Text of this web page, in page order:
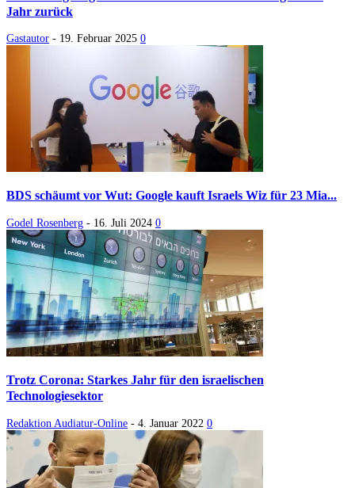
Jahr zurück
Gastautor - 19. Februar 2025 0
BDS schäumt vor Wut: Google kauft Israels Wiz für 23 Mia...
Godel Rosenberg - 16. Juli 2024 0
Trotz Corona: Starkes Jahr für den israelischen
Technologiesektor
Redaktion Audiatur-Online - 4. Januar 2022 0